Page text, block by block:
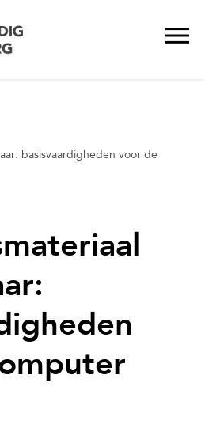
basisvaardigheden voor de